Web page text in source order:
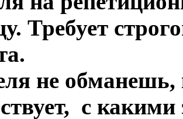
Требует
не обманешь,
с